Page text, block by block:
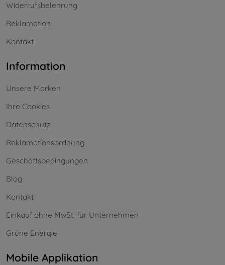
Widerrufsbelehrung
Reklamation
Kontakt
Information
Unsere Marken
Ihre Cookies
Datenschutz
Reklamationsordnung
Geschäftsbedingungen
Blog
Kontakt
Einkauf ohne MwSt. für Unternehmen
Grüne Energie
Mobile Applikation